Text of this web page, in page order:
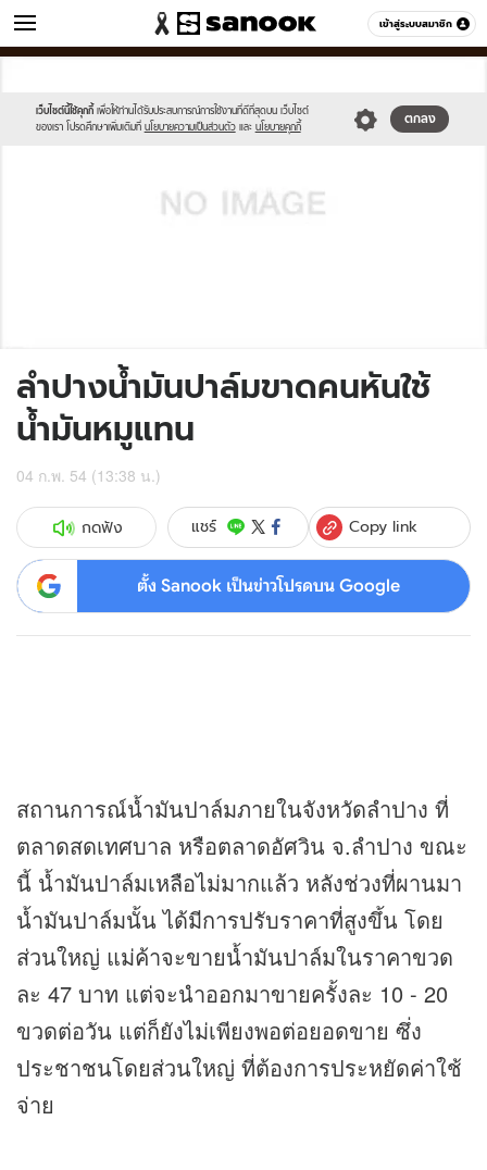
เข้าสู่ระบบสมาชิก
ข่าว หมวดอื่นๆ
เว็บไซต์นี้ใช้คุกกี้ เพื่อให้ท่านได้รับประสบการณ์การใช้งานที่ดีที่สุดบน เว็บไซต์
ของเรา โปรดศึกษาเพิ่มเติมที่ นโยบายความเป็นส่วนตัว และ นโยบายคุกกี้
ตกลง
sanook.png
image.jpg
ลำปางน้ำมันปาล์มขาดคนหันใช้
น้ำมันหมูแทน
04 ก.พ. 54 (13:38 น.)
กดฟัง แชร์ Copy link
ตั้ง Sanook เป็นข่าวโปรดบน Google
สถานการณ์น้ำมันปาล์มภายในจังหวัดลำปาง ที่
ตลาดสดเทศบาล หรือตลาดอัศวิน จ.ลำปาง ขณะ
นี้ น้ำมันปาล์มเหลือไม่มากแล้ว หลังช่วงที่ผานมา
น้ำมันปาล์มนั้น ได้มีการปรับราคาที่สูงขึ้น โดย
ส่วนใหญ่ แม่ค้าจะขายน้ำมันปาล์มในราคาขวด
ละ 47 บาท แต่จะนำออกมาขายครั้งละ 10 - 20
ขวดต่อวัน แต่ก็ยังไม่เพียงพอต่อยอดขาย ซึ่ง
ประชาชนโดยส่วนใหญ่ ที่ต้องการประหยัดค่าใช้
จ่าย